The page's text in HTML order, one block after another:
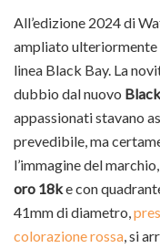
All’edizione 2024 di
ampliato ulteriormente
linea Black Bay. La
dubbio dal nuovo
appassionati stavano
prevedibile, ma
l’immagine del
oro 18ke con
41mm di diametro,
colorazione rossa , si